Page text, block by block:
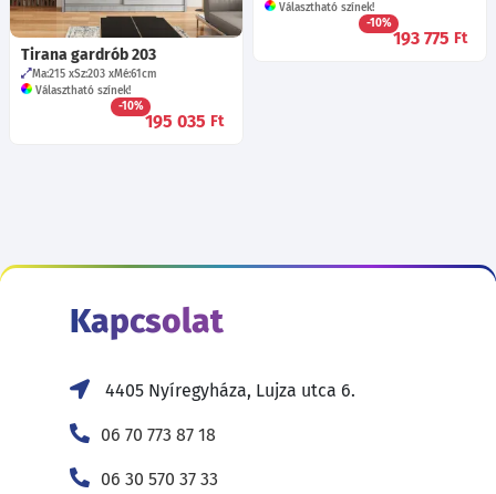
Választható színek!
-10%
193 775 Ft
Tirana gardrób 203
Ma:215 Sz:203 Mé:61cm
Választható színek!
-10%
195 035 Ft
Kapcsolat
4405 Nyíregyháza, Lujza utca 6.
06 70 773 87 18
06 30 570 37 33